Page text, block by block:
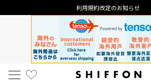
なりすまし・いたず